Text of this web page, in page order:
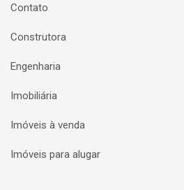
Contato
Construtora
Engenharia
Imobiliária
Imóveis à venda
Imóveis para alugar